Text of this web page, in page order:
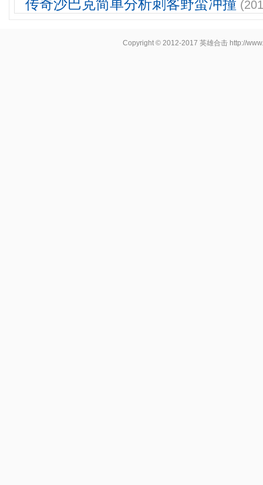
传奇沙巴克简单分析刺客野蛮冲撞
Copyright © 2012-2017 英雄合击 http://